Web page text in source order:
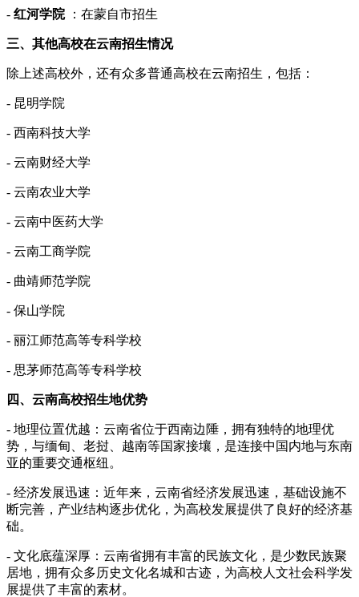
- 红河学院 ：在蒙自市招生
三、其他高校在云南招生情况
除上述高校外，还有众多普通高校在云南招生，包括：
- 昆明学院
- 西南科技大学
- 云南财经大学
- 云南农业大学
- 云南中医药大学
- 云南工商学院
- 曲靖师范学院
- 保山学院
- 丽江师范高等专科学校
- 思茅师范高等专科学校
四、云南高校招生地优势
- 地理位置优越：云南省位于西南边陲，拥有独特的地理优
势，与缅甸、老挝、越南等国家接壤，是连接中国内地与东南
亚的重要交通枢纽。
- 经济发展迅速：近年来，云南省经济发展迅速，基础设施不
断完善，产业结构逐步优化，为高校发展提供了良好的经济基
础。
- 文化底蕴深厚：云南省拥有丰富的民族文化，是少数民族聚
居地，拥有众多历史文化名城和古迹，为高校人文社会科学发
展提供了丰富的素材。